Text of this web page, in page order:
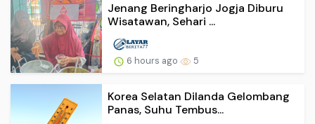
Jenang Beringharjo Jogja Diburu
Wisatawan, Sehari ...
6 hours ago 5
Korea Selatan Dilanda Gelombang
Panas, Suhu Tembus...